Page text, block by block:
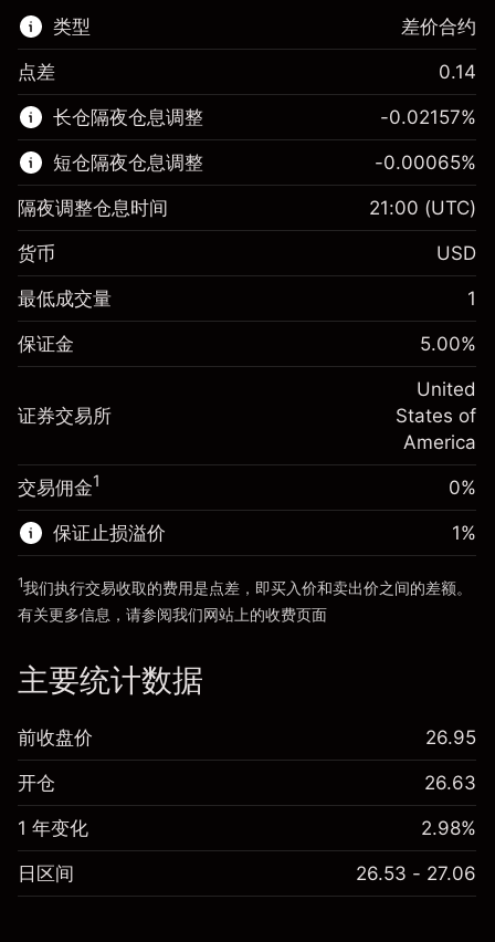
类型
该金融市场可进行差价合约交易。
了解更多:
差价合约
差价合约
点差 0.14
长仓隔夜仓息调整
保证金。您的投资 $1,000.00
隔夜仓息
-0.021568
%
(-$4.31)
来自杠杆的资金 - 美元（大约值）
$19,000.00
前往平台
-0.02157%
短仓隔夜仓息调整
保证金。您的投资 $1,000.00
隔夜仓息
-0.000654
%
(-$0.13)
$20,000.00
来自杠杆的资金 - 美元（大约值）$19,000.00
前往平台
-0.00065%
隔夜调整仓息时间 21:00 (UTC)
货币 USD
最低成交量 1
保证金 5.00%
证券交易所
United
States of
America
交易佣金1 0%
保证止损溢价 1%
1我们执行交易收取的费用是点差，即买入价和卖出价之间的差额。
有关更多信息，请参阅我们网站上的收费页面
主要统计数据
前收盘价 26.95
开仓 26.63
1 年变化 2.98%
日区间 26.53 - 27.06